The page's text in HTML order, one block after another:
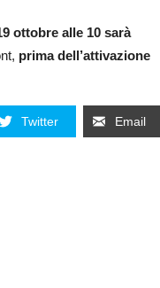
ottobre alle 10 sarà
prima dell’attivazione
Twitter Email